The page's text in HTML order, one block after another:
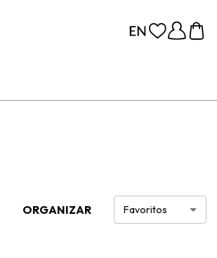
ORGANIZAR Favoritos